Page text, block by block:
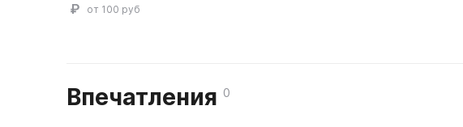
от 100 руб
Впечатления 0